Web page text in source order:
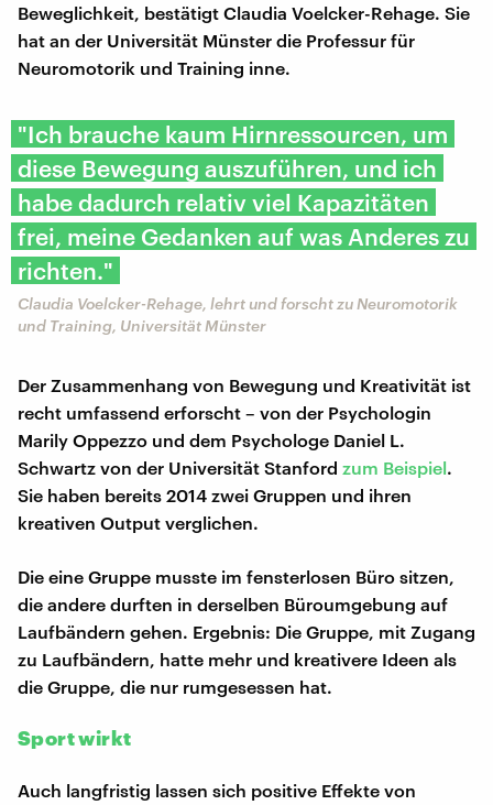
Beweglichkeit, bestätigt Claudia Voelcker-Rehage. Sie
hat an der Universität Münster die Professur für
Neuromotorik und Training inne.
"Ich brauche kaum Hirnressourcen, um
diese Bewegung auszuführen, und ich
habe dadurch relativ viel Kapazitäten
frei, meine Gedanken auf was Anderes zu
richten."
Claudia Voelcker-Rehage, lehrt und forscht zu Neuromotorik
und Training, Universität Münster
Der Zusammenhang von Bewegung und Kreativität ist
recht umfassend erforscht – von der Psychologin
Marily Oppezzo und dem Psychologe Daniel L.
Schwartz von der Universität Stanford zum Beispiel.
Sie haben bereits 2014 zwei Gruppen und ihren
kreativen Output verglichen.
Die eine Gruppe musste im fensterlosen Büro sitzen,
die andere durften in derselben Büroumgebung auf
Laufbändern gehen. Ergebnis: Die Gruppe, mit Zugang
zu Laufbändern, hatte mehr und kreativere Ideen als
die Gruppe, die nur rumgesessen hat.
Sport wirkt
Auch langfristig lassen sich positive Effekte von